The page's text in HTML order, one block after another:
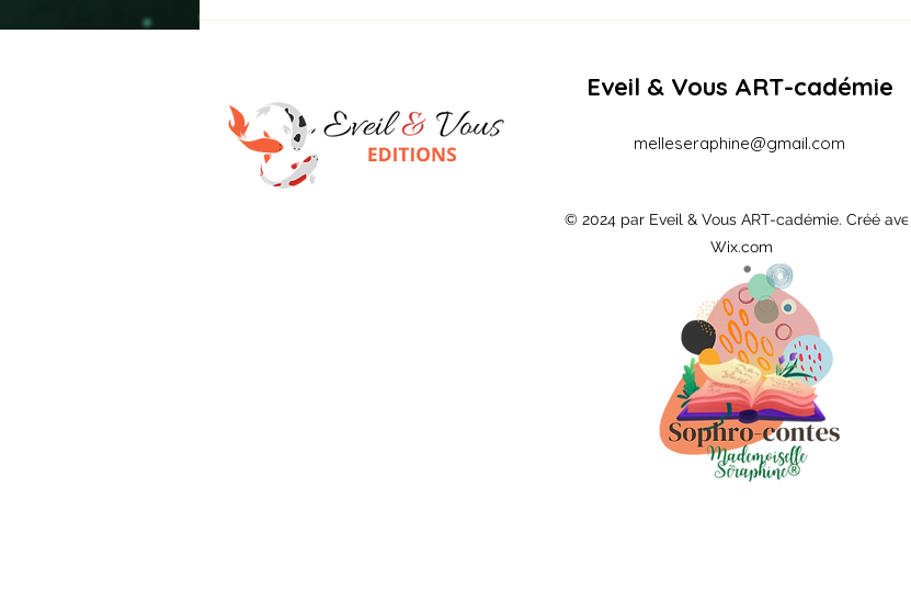
Eveil & Vous ART-cadémie
melleseraphine@gmail.com
© 2024 par Eveil & Vous ART-cadémie. Créé avec
Wix.com